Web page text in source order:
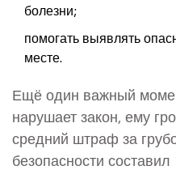
болезни;
помогать выявлять
месте.
Ещё один важный
нарушает закон, ему
средний штраф за
безопасности